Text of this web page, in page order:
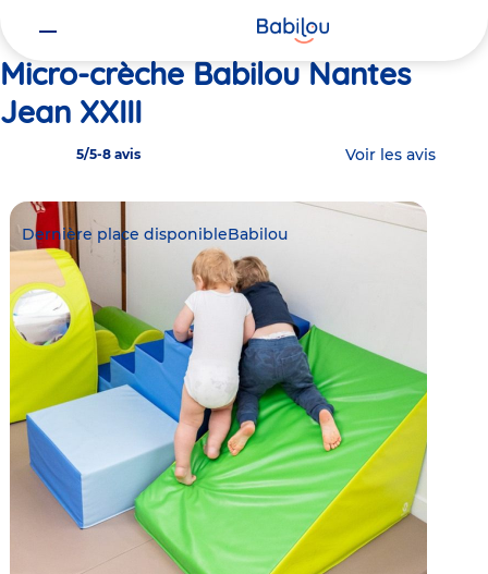
Micro-crèche Babilou Nantes
Jean XXIII
5/5-8 avis Voir les avis
Dernière place disponibleBabilou